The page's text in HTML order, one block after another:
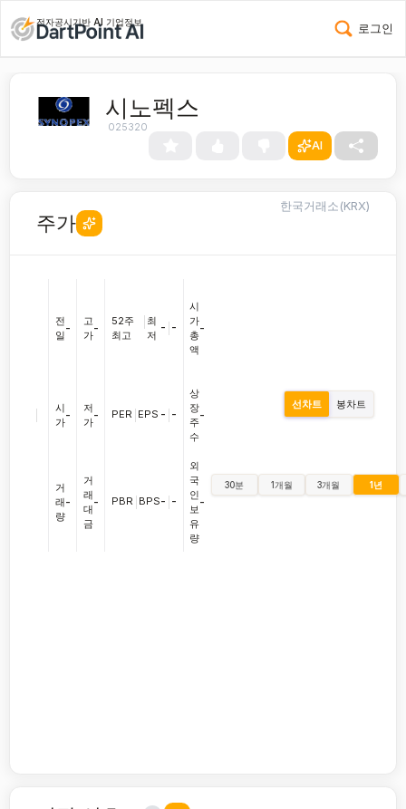
전자공시기반 AI 기업정보 로그인
시노펙스
025320
AI
주가
한국거래소(KRX)
전
일
-
시
가
-
거
래
량
-
고
가
-
저
가
-
거
래
대
금
-
52주
최고
최
저
- -
PER EPS - -
PBR BPS- -
시
가
총
액
-
상
장
주
수
-
외
국
인
보
유
량
-
선차트 봉차트
30분 1개월 3개월 1년